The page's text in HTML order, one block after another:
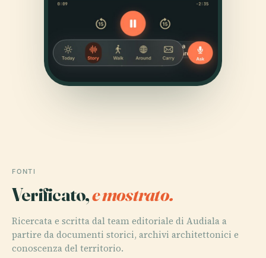
FONTI
Verificato,e mostrato.
Ricercata e scritta dal team editoriale di Audiala a
partire da documenti storici, archivi architettonici e
conoscenza del territorio.